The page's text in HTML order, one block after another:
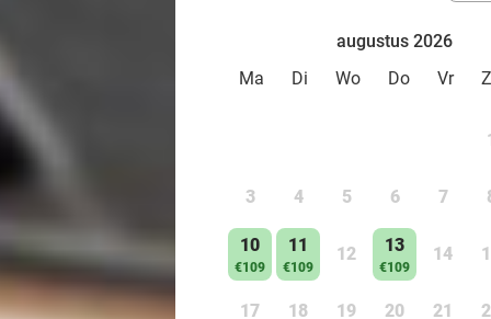
augustus 2026
Ma
Di Wo Do Vr
3 4 5 6 7
10
€109
11
€109
12 13
€109
14
17 18 19 20 21